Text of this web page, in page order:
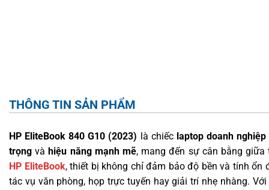
THÔNG TIN SẢN PHẨM
HP EliteBook 840 G10 (2023) là chiếc laptop doanh nghiệp
trọng và hiệu năng mạnh mẽ, mang đến sự cân bằng
HP EliteBook, thiết bị không chỉ đảm bảo độ bền và tính
tác vụ văn phòng, họp trực tuyến hay giải trí nhẹ nhàng.